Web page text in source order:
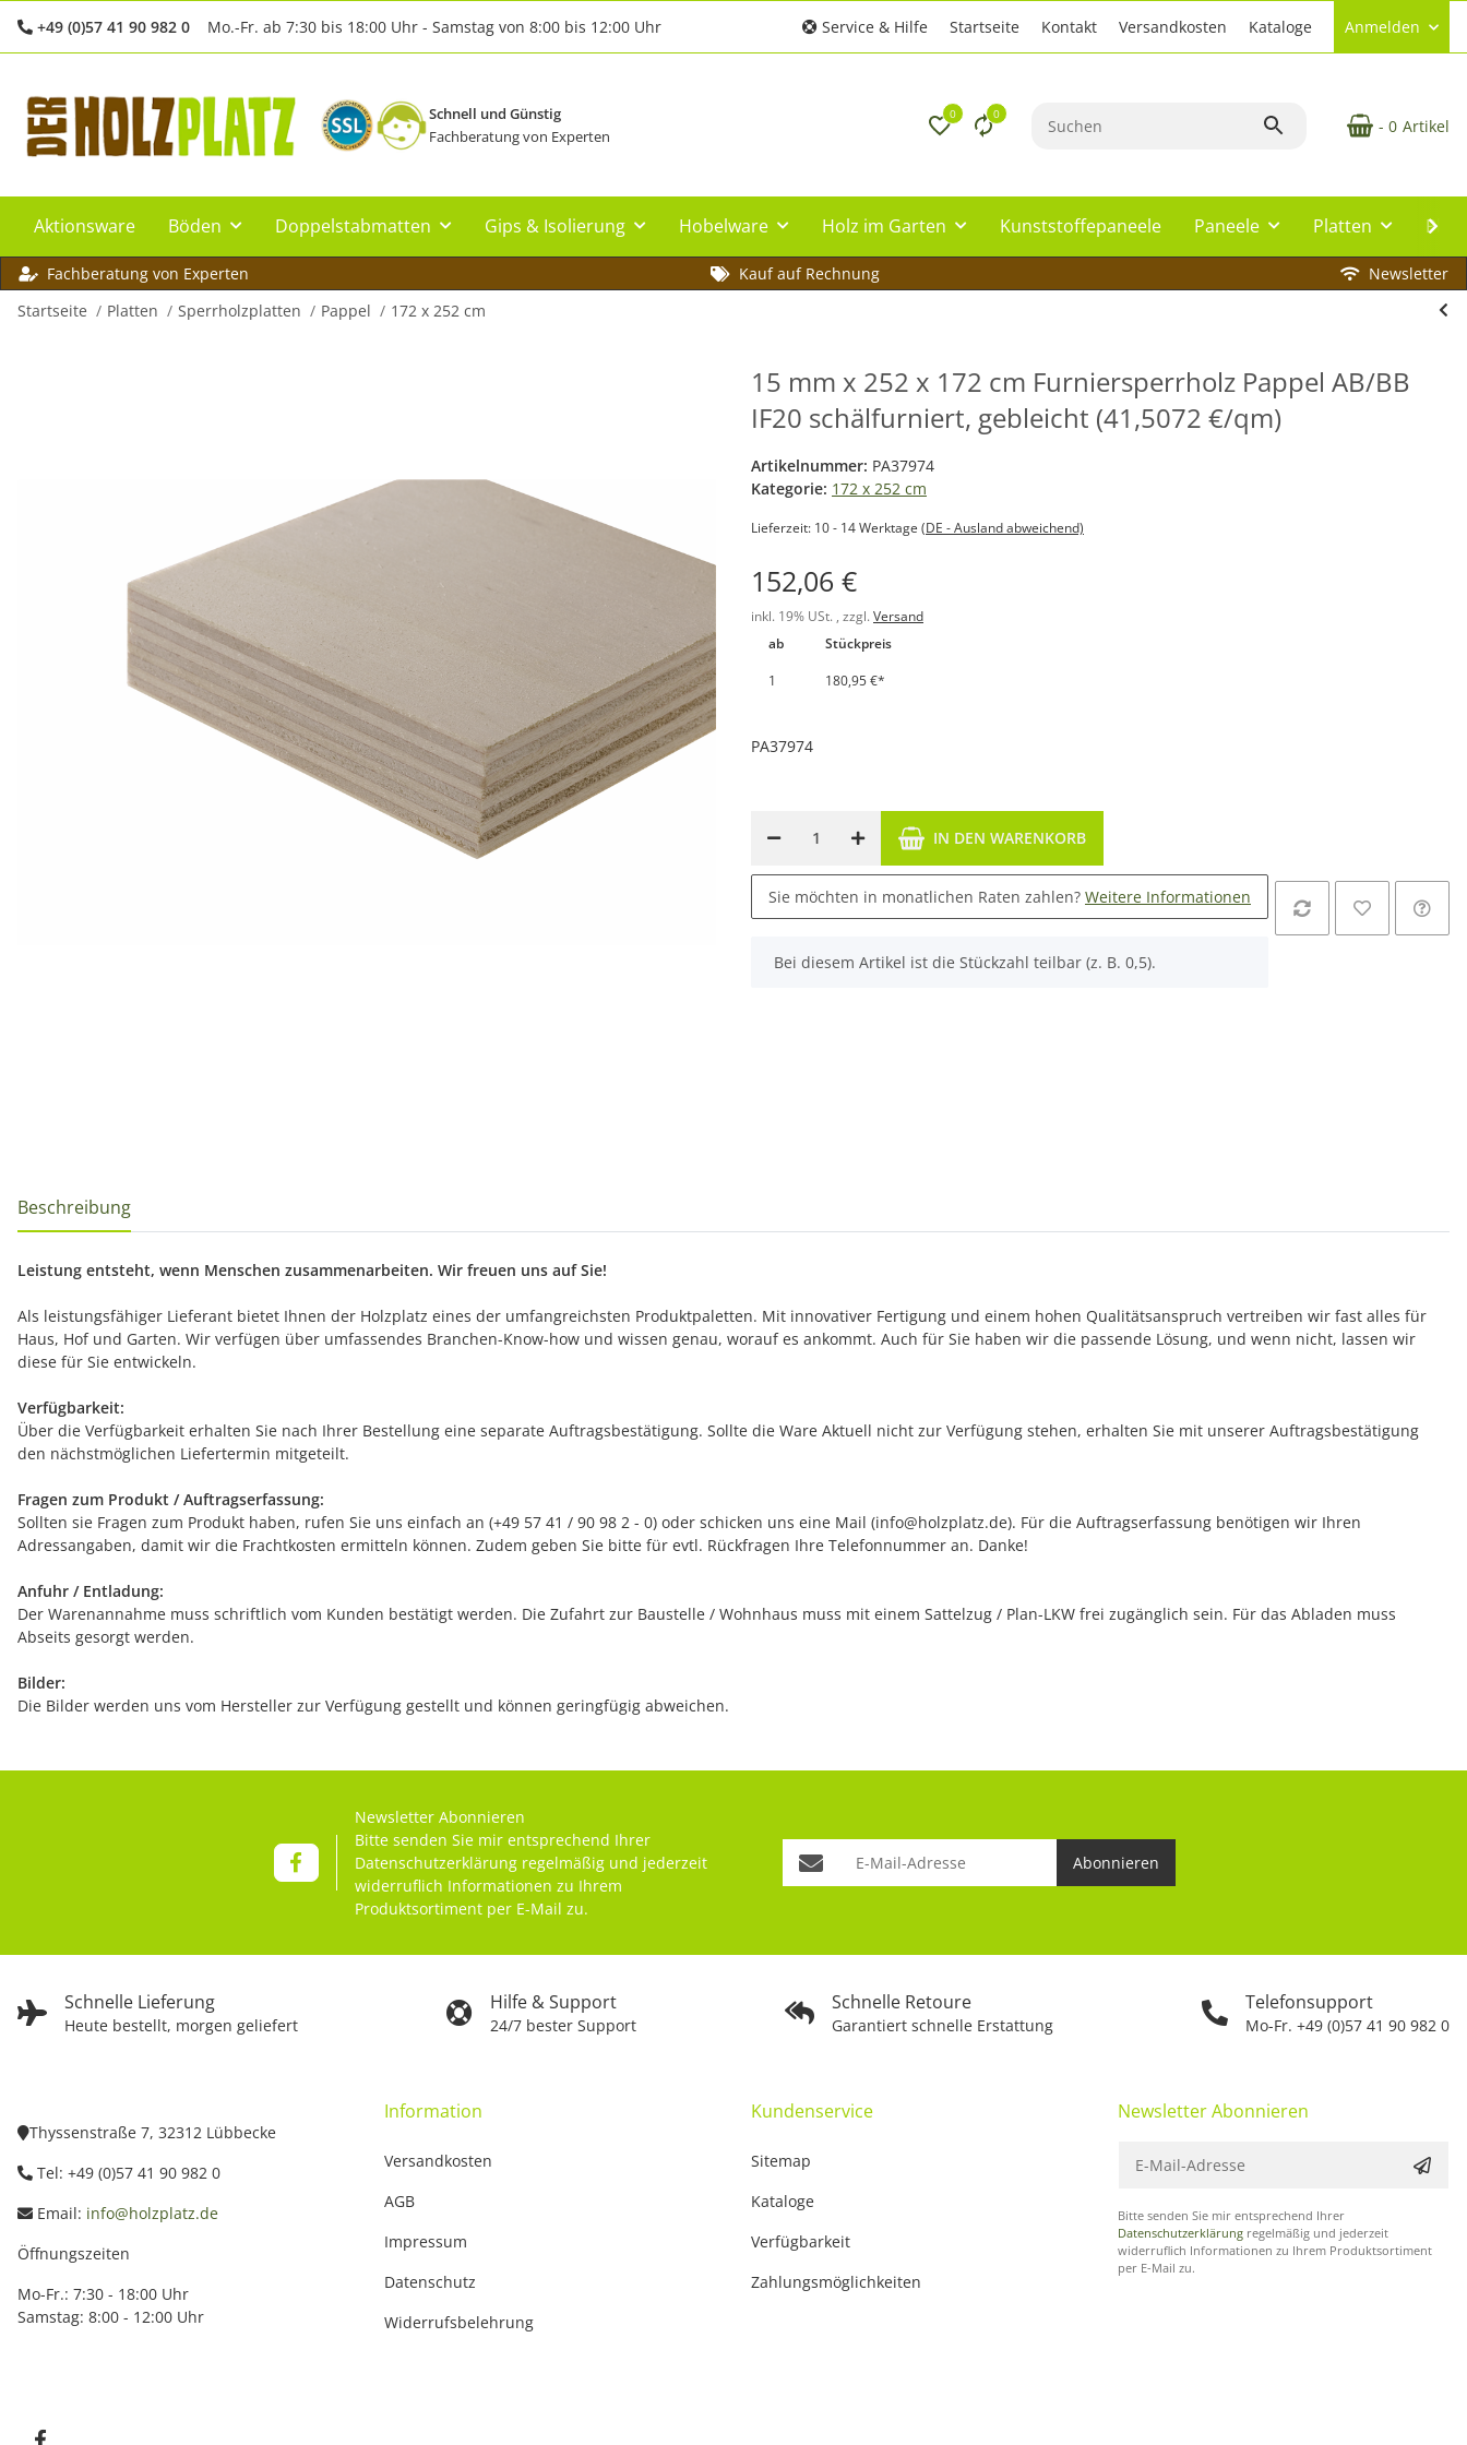
+49 (0)57 41 90 982 0 Mo.-Fr. ab 7:30 bis 18:00 Uhr - Samstag von 8:00 bis 12:00 Uhr Service & Hilfe Startseite Kontakt Versandkosten Kataloge Anmelden
Schnell und Günstig
Fachberatung von Experten
0 0
- 0 Artikel
Aktionsware Böden Doppelstabmatten Gips & Isolierung Hobelware Holz im Garten Kunststoffepaneele Paneele Platten
Fachberatung von Experten Kauf auf Rechnung
Newsletter
Startseite
Platten Sperrholzplatten Pappel 172 x 252 cm
15 mm x 252 x 172 cm Furniersperrholz Pappel AB/BB
IF20 schälfurniert, gebleicht (41,5072 €/qm)
Artikelnummer: PA37974
Kategorie: 172 x 252 cm
Lieferzeit: 10 - 14 Werktage (DE - Ausland abweichend)
152,06 €
inkl. 19% USt. , zzgl. Versand
ab
Stückpreis
1
180,95 €*
PA37974
IN DEN WARENKORB
Sie möchten in monatlichen Raten zahlen? Weitere Informationen
x
Bei diesem Artikel ist die Stückzahl teilbar (z. B. 0,5).
Beschreibung
Leistung entsteht, wenn Menschen zusammenarbeiten. Wir freuen uns auf Sie!
Als leistungsfähiger Lieferant bietet Ihnen der Holzplatz eines der umfangreichsten Produktpaletten. Mit innovativer Fertigung und einem hohen Qualitätsanspruch vertreiben wir fast alles für
Haus, Hof und Garten. Wir verfügen über umfassendes Branchen-Know-how und wissen genau, worauf es ankommt. Auch für Sie haben wir die passende Lösung, und wenn nicht, lassen wir
diese für Sie entwickeln.
Verfügbarkeit:
Über die Verfügbarkeit erhalten Sie nach Ihrer Bestellung eine separate Auftragsbestätigung. Sollte die Ware Aktuell nicht zur Verfügung stehen, erhalten Sie mit unserer Auftragsbestätigung
den nächstmöglichen Liefertermin mitgeteilt.
Fragen zum Produkt / Auftragserfassung:
Sollten sie Fragen zum Produkt haben, rufen Sie uns einfach an (+49 57 41 / 90 98 2 - 0) oder schicken uns eine Mail (info@holzplatz.de). Für die Auftragserfassung benötigen wir Ihren
Adressangaben, damit wir die Frachtkosten ermitteln können. Zudem geben Sie bitte für evtl. Rückfragen Ihre Telefonnummer an. Danke!
Anfuhr / Entladung:
Der Warenannahme muss schriftlich vom Kunden bestätigt werden. Die Zufahrt zur Baustelle / Wohnhaus muss mit einem Sattelzug / Plan-LKW frei zugänglich sein. Für das Abladen muss
Abseits gesorgt werden.
Bilder:
Die Bilder werden uns vom Hersteller zur Verfügung gestellt und können geringfügig abweichen.
Schnelle Lieferung
Heute bestellt, morgen geliefert
Hilfe & Support
24/7 bester Support
Schnelle Retoure
Garantiert schnelle Erstattung
Telefonsupport
Mo-Fr. +49 (0)57 41 90 982 0
Newsletter Abonnieren
Bitte senden Sie mir entsprechend Ihrer
Datenschutzerklärung regelmäßig und jederzeit
widerruflich Informationen zu Ihrem
Produktsortiment per E-Mail zu.
Abonnieren
Thyssenstraße 7, 32312 Lübbecke
Tel: +49 (0)57 41 90 982 0
Email: info@holzplatz.de
Öffnungszeiten
Mo-Fr.: 7:30 - 18:00 Uhr
Samstag: 8:00 - 12:00 Uhr
Information
Versandkosten
AGB
Impressum
Datenschutz
Widerrufsbelehrung
Kundenservice
Sitemap
Kataloge
Verfügbarkeit
Zahlungsmöglichkeiten
Newsletter Abonnieren
Bitte senden Sie mir entsprechend Ihrer
Datenschutzerklärung regelmäßig und jederzeit
widerruflich Informationen zu Ihrem Produktsortiment
per E-Mail zu.